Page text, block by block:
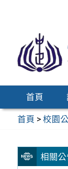
區
首頁
首頁 >校園
相關公